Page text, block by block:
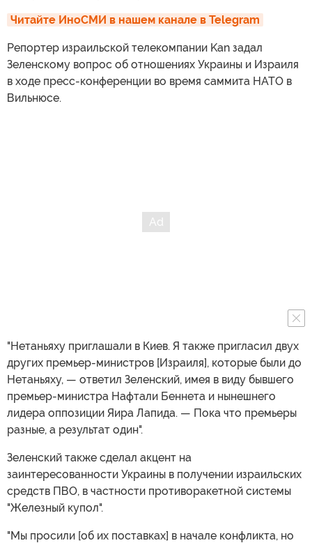
Читайте ИноСМИ в нашем канале в Telegram
Репортер израильской телекомпании Kan задал
Зеленскому вопрос об отношениях Украины и Израиля
в ходе пресс-конференции во время саммита НАТО в
Вильнюсе.
"Нетаньяху приглашали в Киев. Я также пригласил двух
других премьер-министров [Израиля], которые были до
Нетаньяху, — ответил Зеленский, имея в виду бывшего
премьер-министра Нафтали Беннета и нынешнего
лидера оппозиции Яира Лапида. — Пока что премьеры
разные, а результат один".
Зеленский также сделал акцент на
заинтересованности Украины в получении израильских
средств ПВО, в частности противоракетной системы
"Железный купол".
"Мы просили [об их поставках] в начале конфликта, но